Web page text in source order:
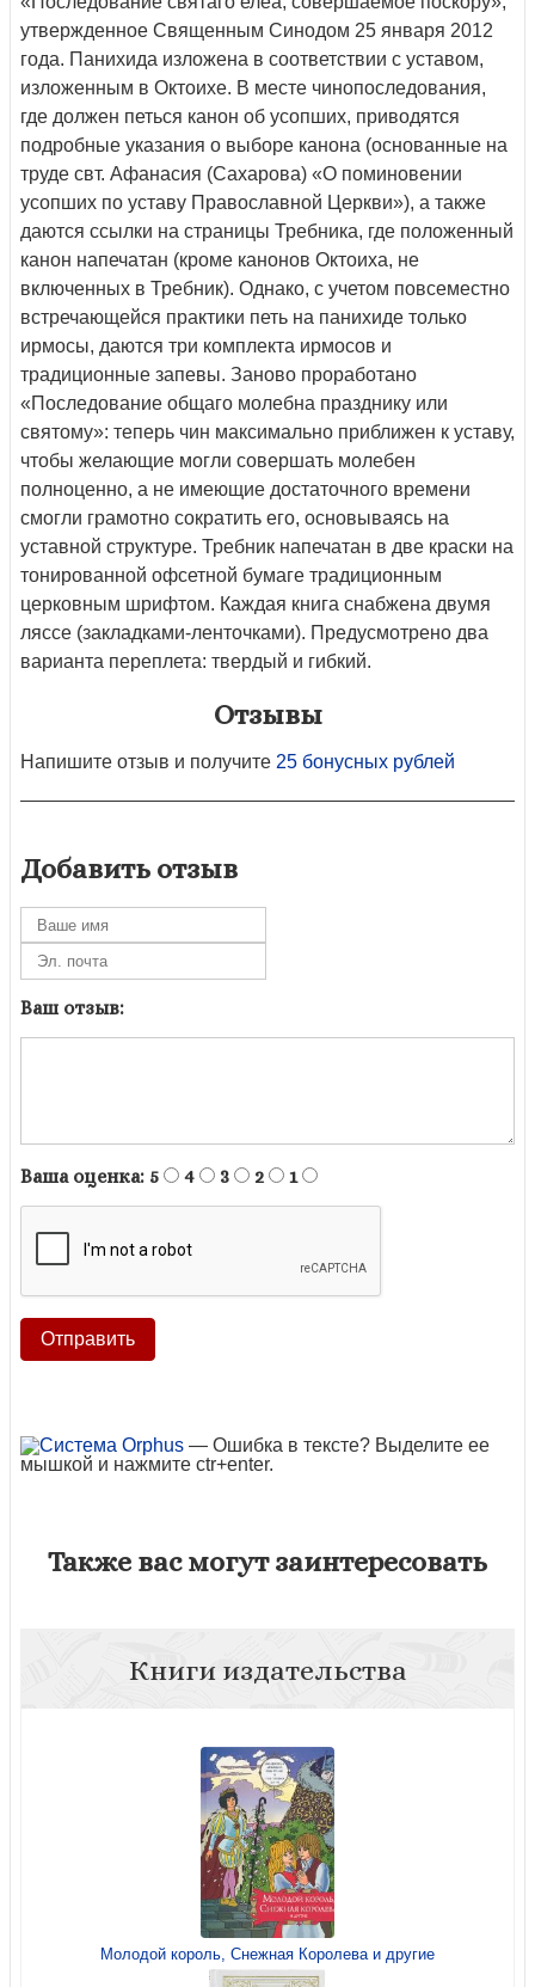
утвержденное Священным Синодом 25 января 2012
года. Панихида изложена в соответствии с уставом,
изложенным в Октоихе. В месте чинопоследования,
где должен петься канон об усопших, приводятся
подробные указания о выборе канона (основанные на
труде свт. Афанасия (Сахарова) «О поминовении
усопших по уставу Православной Церкви»), а также
даются ссылки на страницы Требника, где положенный
канон напечатан (кроме канонов Октоиха, не
включенных в Требник). Однако, с учетом повсеместно
встречающейся практики петь на панихиде только
ирмосы, даются три комплекта ирмосов и
традиционные запевы. Заново проработано
«Последование общаго молебна празднику или
святому»: теперь чин максимально приближен к уставу,
чтобы желающие могли совершать молебен
полноценно, а не имеющие достаточного времени
смогли грамотно сократить его, основываясь на
уставной структуре. Требник напечатан в две краски на
тонированной офсетной бумаге традиционным
церковным шрифтом. Каждая книга снабжена двумя
ляссе (закладками-ленточками). Предусмотрено два
варианта переплета: твердый и гибкий.
Отзывы
Напишите отзыв и получите 25 бонусных рублей
Добавить отзыв
Ваш отзыв:
Ваша оценка: 5 4 3 2 1
— Ошибка в тексте? Выделите ее
мышкой и нажмите ctr+enter.
Также вас могут заинтересовать
Книги издательства
Молодой король, Снежная Королева и другие